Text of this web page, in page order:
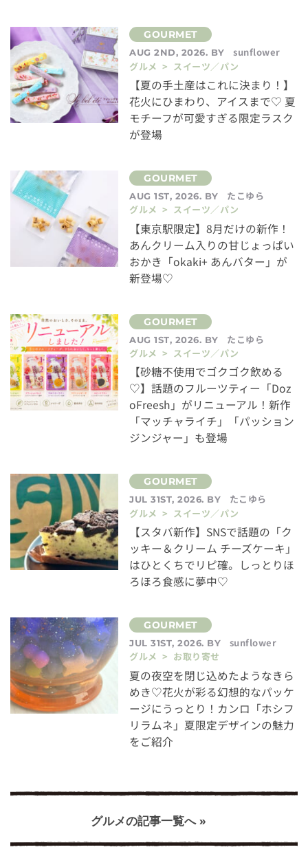
AUG 2ND, 2026. BY
sunflower
グルメ > スイーツ／パン
【夏の手土産はこれに決まり！】
花火にひまわり、アイスまで♡ 夏
モチーフが可愛すぎる限定ラスク
が登場
AUG 1ST, 2026. BY
たこゆら
グルメ > スイーツ／パン
【東京駅限定】8月だけの新作！
あんクリーム入りの甘じょっぱい
おかき「okaki+ あんバター」が
新登場♡
AUG 1ST, 2026. BY
たこゆら
グルメ > スイーツ／パン
【砂糖不使用でゴクゴク飲める
♡】話題のフルーツティー「Doz
oFreesh」がリニューアル！新作
「マッチャライチ」「パッション
ジンジャー」も登場
JUL 31ST, 2026. BY
たこゆら
グルメ > スイーツ／パン
【スタバ新作】SNSで話題の「ク
ッキー＆クリーム チーズケーキ」
はひとくちでリピ確。しっとりほ
ろほろ食感に夢中♡
JUL 31ST, 2026. BY
sunflower
グルメ > お取り寄せ
夏の夜空を閉じ込めたようなきら
めき♡花火が彩る幻想的なパッケ
ージにうっとり！カンロ「ホシフ
リラムネ」夏限定デザインの魅力
をご紹介
グルメの記事一覧へ »